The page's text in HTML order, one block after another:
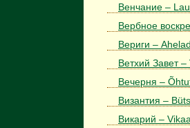
Венчание –
Вербное
Вериги –
Ветхий Завет
Вечерня –
Византия –
Викарий –